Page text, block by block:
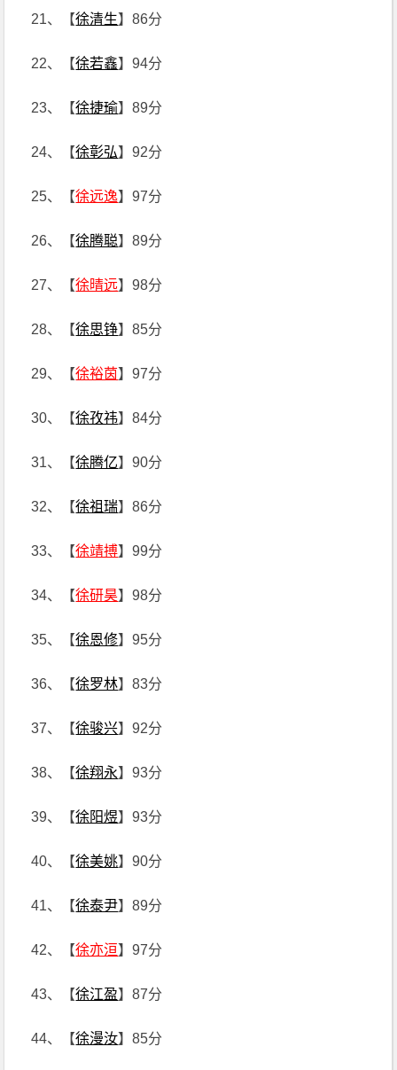
21、【徐清生】86分
22、【徐若鑫】94分
23、【徐捷瑜】89分
24、【徐彰弘】92分
25、【徐远逸】97分
26、【徐腾聪】89分
27、【徐晴远】98分
28、【徐思铮】85分
29、【徐裕茵】97分
30、【徐孜祎】84分
31、【徐腾亿】90分
32、【徐祖瑞】86分
33、【徐靖搏】99分
34、【徐研昊】98分
35、【徐恩修】95分
36、【徐罗林】83分
37、【徐骏兴】92分
38、【徐翔永】93分
39、【徐阳煜】93分
40、【徐美姚】90分
41、【徐泰尹】89分
42、【徐亦洹】97分
43、【徐江盈】87分
44、【徐漫汝】85分